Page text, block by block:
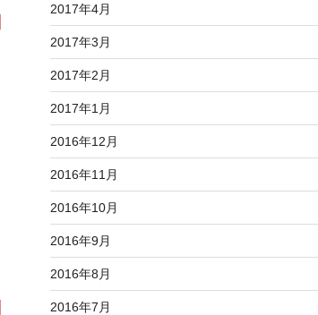
2017年4月
2017年3月
2017年2月
2017年1月
2016年12月
2016年11月
2016年10月
2016年9月
2016年8月
2016年7月